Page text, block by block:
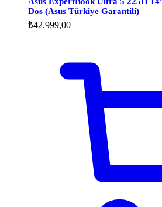
Dos (Asus Türkiye Garantili)
₺42.999,00